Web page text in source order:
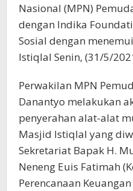
Nasional (MPN)
dengan Indika
Sosial dengan
Istiqlal Senin, (31/5/
Perwakilan MPN
Danantyo melakukan
penyerahan alat-alat
Masjid Istiqlal yang
Sekretariat Bapak H.
Neneng Euis Fatimah
Perencanaan